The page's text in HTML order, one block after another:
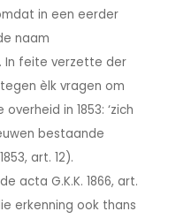
in een eerder
naam
In feite verzette der
èlk vragen om
in 1853: ‘zich
bestaande
art. 12).
acta G.K.K. 1866, art.
erkenning ook thans